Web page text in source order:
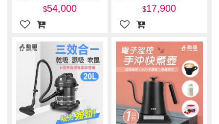
盒(6瓶/盒)+靈芝切片1包
54,000 17,900